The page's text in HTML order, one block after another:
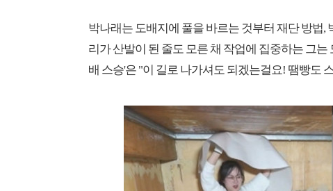
박나래는 도배지에 풀을 바르는 것부터 재단 방법,
리가 산발이 된 줄도 모른 채 작업에 집중하는 그
배 스승'은 "이 길로 나가셔도 되겠는걸요! 땜빵도